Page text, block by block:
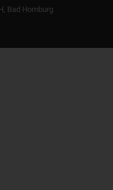
Bad Homburg